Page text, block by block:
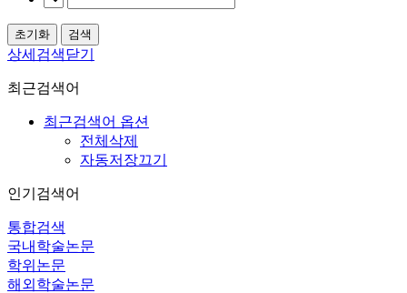
상세검색닫기
최근검색어
최근검색어 옵션
전체삭제
자동저장끄기
인기검색어
통합검색
국내학술논문
학위논문
해외학술논문